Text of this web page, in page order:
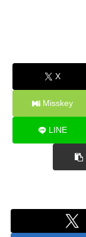
X
Misskey
LINE